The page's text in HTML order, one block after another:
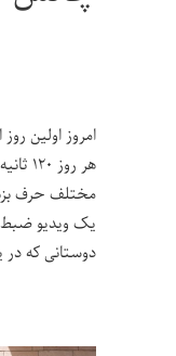
امروز اولین
هر
مختلف حرف
یک ویدیو ضبط
دوستانی که در